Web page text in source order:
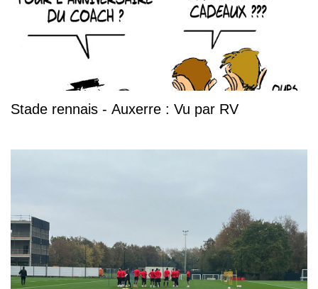
Stade rennais - Auxerre : Vu par RV